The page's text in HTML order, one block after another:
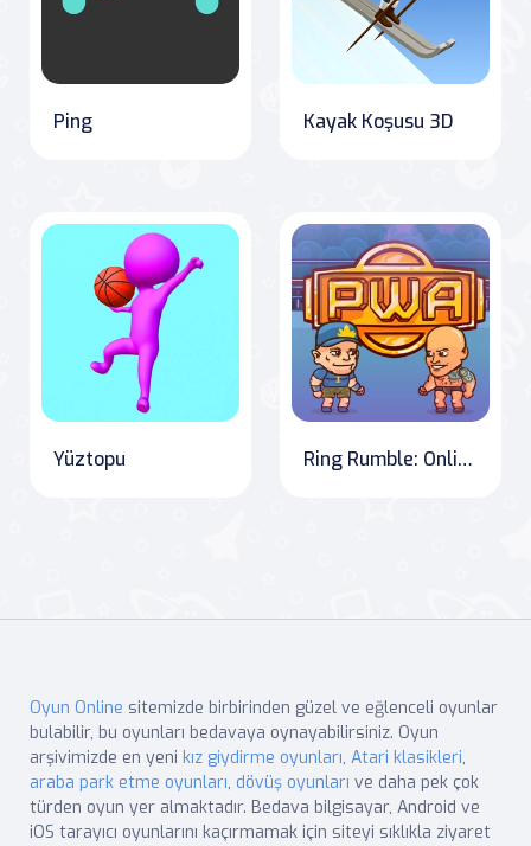
Ping Kayak Koşusu 3D
Yüztopu Ring Rumble: Online Wrestling Showdown
Oyun Online sitemizde birbirinden güzel ve eğlenceli oyunlar
bulabilir, bu oyunları bedavaya oynayabilirsiniz. Oyun
arşivimizde en yeni kız giydirme oyunları, Atari klasikleri,
araba park etme oyunları, dövüş oyunları ve daha pek çok
türden oyun yer almaktadır. Bedava bilgisayar, Android ve
iOS tarayıcı oyunlarını kaçırmamak için siteyi sıklıkla ziyaret